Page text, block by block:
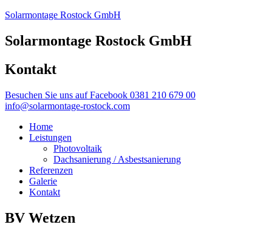
Solarmontage Rostock GmbH
Solarmontage Rostock GmbH
Kontakt
Besuchen Sie uns auf Facebook 0381 210 679 00
info@solarmontage-rostock.com
Home
Leistungen
Photovoltaik
Dachsanierung / Asbestsanierung
Referenzen
Galerie
Kontakt
BV Wetzen